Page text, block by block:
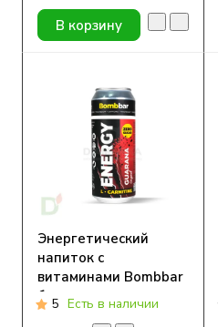
В корзину
Энергетический
напиток с
витаминами Bombbar
без сахара,
Оригинальный, 500
5 Есть в наличии